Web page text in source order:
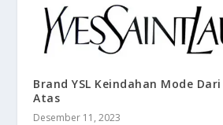
Brand YSL Keindahan Mode
Atas
Desember 11, 2023